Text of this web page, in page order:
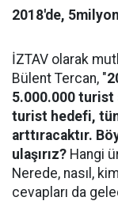
2018'de,
İZTAV olarak
Bülent Tercan, "
5.000.000 turist
turist hedefi,
arttıracaktır.
ulaşırız? Hangi
Nerede, nasıl,
cevapları da